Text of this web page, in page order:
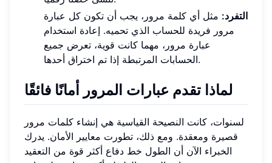
التفرد: مثل أي كلمة مرور، يجب أن تكون كل عبارة
مرور فريدة للحساب الذي تحميه. إعادة استخدام
عبارة مرور، مهما كانت قوية، تعرض جميع
الحسابات المرتبطة إذا تم اختراق أحدها.
لماذا تقدم عبارات المرور أمانًا فائقًا
لسنوات، كانت النصيحة القياسية هي إنشاء كلمات مرور
قصيرة ومعقدة. ومع ذلك، تطورت معايير الأمان. يدرك
الخبراء الآن أن الطول خط دفاع أكثر قوة من التعقيد